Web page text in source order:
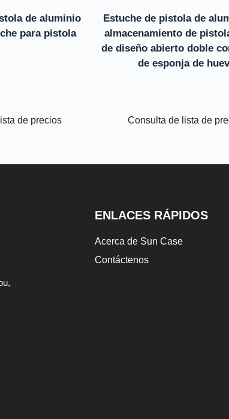
de aluminio
para pistola
de precios
Estuche de pistola de
almacenamiento de
de diseño abierto doble
de esponja de
Consulta de lista de
ENLACES RÁPIDOS
Acerca de Sun Case
Contáctenos